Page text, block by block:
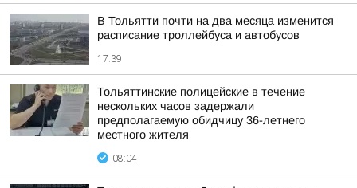
В Тольятти почти на два месяца изменится
расписание троллейбуса и автобусов
17:39
Тольяттинские полицейские в течение
нескольких часов задержали
предполагаемую обидчицу 36-летнего
местного жителя
08:04